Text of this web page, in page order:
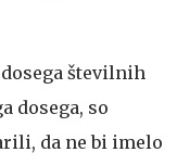
številnih
dosega, so
da ne bi imelo